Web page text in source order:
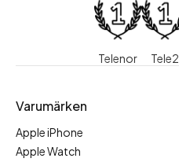
Telenor Tele2
Varumärken
Apple iPhone
Apple Watch